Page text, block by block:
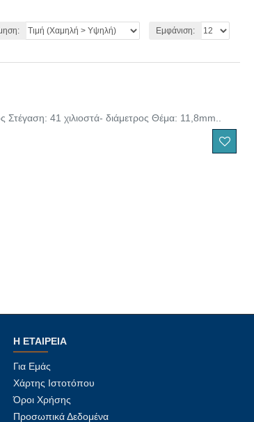
Εμφάνιση:
41 χιλιοστά- διάμετρος Θέμα: 11,8mm..
Η ΕΤΑΙΡΕΊΑ
Για Εμάς
Χάρτης Ιστοτόπου
Όροι Χρήσης
Προσωπικά Δεδομένα